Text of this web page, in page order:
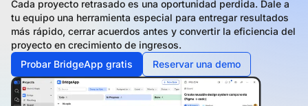
Cada proyecto retrasado es una oportunidad perdida. Dale a
tu equipo una herramienta especial para entregar resultados
más rápido, cerrar acuerdos antes y convertir la eficiencia del
proyecto en crecimiento de ingresos.
Probar BridgeApp gratis
Reservar una demo